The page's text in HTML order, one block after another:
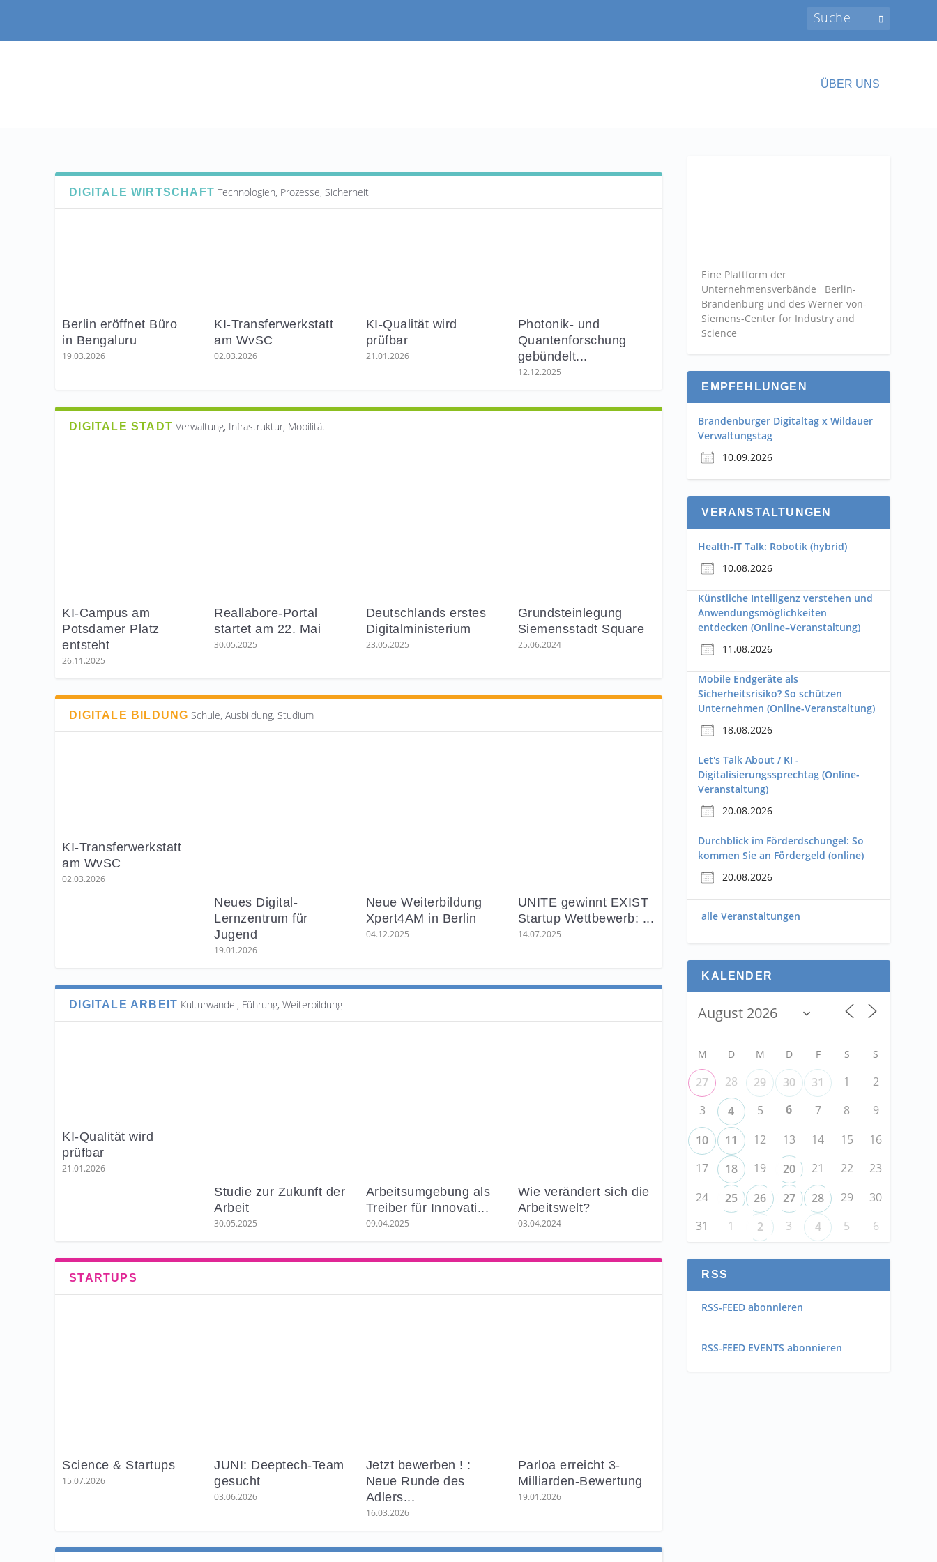
ÜBER UNS
Jetzt bewerben ! : Neue Runde des Adlershof Startu...
KI-Transferwerkstatt am WvSC
KI-Qualität wird prüfbar
Neues Digital-Lernzentrum für Jugend
Parloa erreicht 3-Milliarden-Bewertung
Deep Tech Award 2026 – jetzt bewerben!
DIGITALE WIRTSCHAFT Technologien, Prozesse, Sicherheit
Berlin eröffnet Büro
in Bengaluru
19.03.2026
KI-Transferwerkstatt
am WvSC
02.03.2026
KI-Qualität wird
prüfbar
21.01.2026
Photonik- und
Quantenforschung
gebündelt...
12.12.2025
DIGITALE STADT Verwaltung, Infrastruktur, Mobilität
KI-Campus am
Potsdamer Platz
entsteht
26.11.2025
Reallabore-Portal
startet am 22. Mai
30.05.2025
Deutschlands erstes
Digitalministerium
23.05.2025
Grundsteinlegung
Siemensstadt Square
25.06.2024
DIGITALE BILDUNG Schule, Ausbildung, Studium
KI-Transferwerkstatt
am WvSC
02.03.2026
Neues Digital-
Lernzentrum für
Jugend
19.01.2026
Neue Weiterbildung
Xpert4AM in Berlin
04.12.2025
UNITE gewinnt EXIST
Startup Wettbewerb: ...
14.07.2025
DIGITALE ARBEIT Kulturwandel, Führung, Weiterbildung
KI-Qualität wird
prüfbar
21.01.2026
Studie zur Zukunft der
Arbeit
30.05.2025
Arbeitsumgebung als
Treiber für Innovati...
09.04.2025
Wie verändert sich die
Arbeitswelt?
03.04.2024
STARTUPS
Science & Startups
15.07.2026
JUNI: Deeptech-Team
gesucht
03.06.2026
Jetzt bewerben ! :
Neue Runde des
Adlers...
16.03.2026
Parloa erreicht 3-
Milliarden-Bewertung
19.01.2026
Eine Plattform der
Unternehmensverbände Berlin-
Brandenburg und des Werner-von-
Siemens-Center for Industry and
Science
EMPFEHLUNGEN
Brandenburger Digitaltag x Wildauer
Verwaltungstag
10.09.2026
VERANSTALTUNGEN
Health-IT Talk: Robotik (hybrid)
10.08.2026
Künstliche Intelligenz verstehen und
Anwendungsmöglichkeiten
entdecken (Online–Veranstaltung)
11.08.2026
Mobile Endgeräte als
Sicherheitsrisiko? So schützen
Unternehmen (Online-Veranstaltung)
18.08.2026
Let's Talk About / KI -
Digitalisierungssprechtag (Online-
Veranstaltung)
20.08.2026
Durchblick im Förderdschungel: So
kommen Sie an Fördergeld (online)
20.08.2026
alle Veranstaltungen
KALENDER
M D M D F S S
27 28 29 30 31 1
2
3
4 5 6 7 8
9
10
11 12 13 14 15
16
17
18 19 20 21 22
23
24
25 26 27 28 29
30
31
1 2 3 4 5 6
RSS
RSS-FEED abonnieren
RSS-FEED EVENTS abonnieren